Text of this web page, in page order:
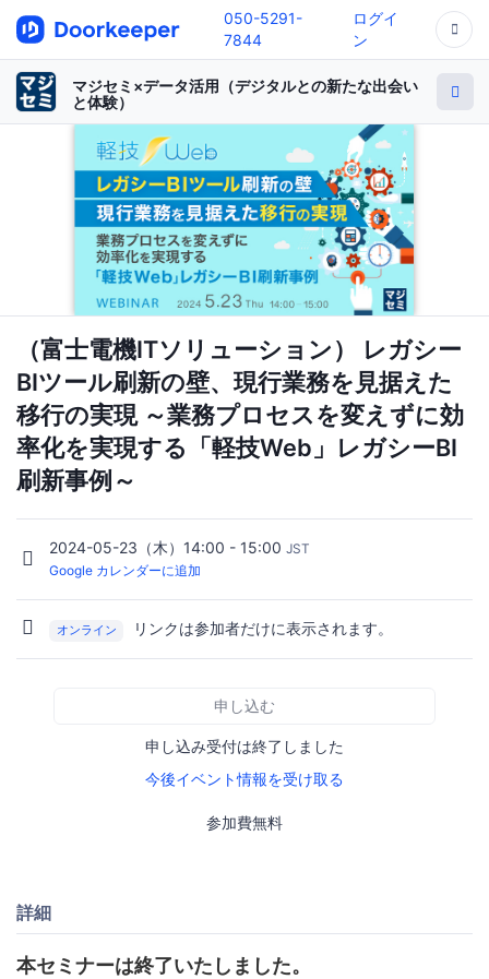
050-5291-
7844
ログイ
ン
マジセミ×データ活用（デジタルとの新たな出会い
と体験）
（富士電機ITソリューション） レガシー
BIツール刷新の壁、現行業務を見据えた
移行の実現 ～業務プロセスを変えずに効
率化を実現する「軽技Web」レガシーBI
刷新事例～
2024-05-23（木）14:00 - 15:00 JST
Google カレンダーに追加
オンライン リンクは参加者だけに表示されます。
申し込む
申し込み受付は終了しました
今後イベント情報を受け取る
参加費無料
詳細
本セミナーは終了いたしました。